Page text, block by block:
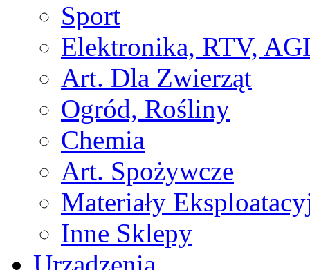
Sport
Elektronika, RTV,
Art. Dla Zwierząt
Ogród, Rośliny
Chemia
Art. Spożywcze
Materiały
Inne Sklepy